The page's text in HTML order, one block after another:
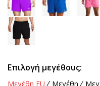
Επιλογή μεγέθους:
Μεγέθη EU Μεγέθη